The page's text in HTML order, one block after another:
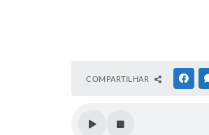
COMPARTILHAR